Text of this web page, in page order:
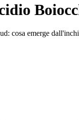
cosa emerge